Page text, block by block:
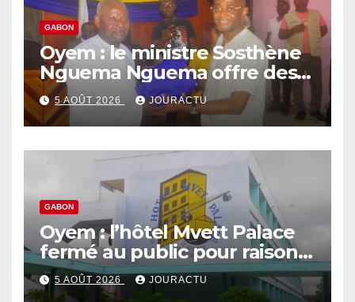
GABON
Oyem : le ministre Sosthène
Nguema Nguema offre des
nouvelles tenues aux chefs
de quartiers
5 AOÛT 2026 JOURACTU
GABON
Oyem : l’hôtel Mvett Palace
fermé au public pour raison
des travaux
5 AOÛT 2026 JOURACTU